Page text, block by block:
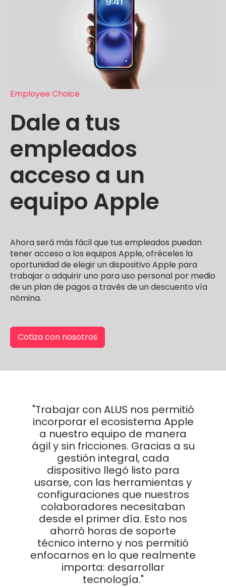
Employee Choice
Dale a tus
empleados
acceso a un
equipo Apple
Ahora será más fácil que tus empleados puedan
tener acceso a los equipos Apple, ofréceles la
oportunidad de elegir un dispositivo Apple para
trabajar o adquirir uno para uso personal por medio
de un plan de pagos a través de un descuento vía
nómina.
Cotiza con nosotros
"Trabajar con ALUS nos permitió
incorporar el ecosistema Apple
a nuestro equipo de manera
ágil y sin fricciones. Gracias a su
gestión integral, cada
dispositivo llegó listo para
usarse, con las herramientas y
configuraciones que nuestros
colaboradores necesitaban
desde el primer día. Esto nos
ahorró horas de soporte
técnico interno y nos permitió
enfocarnos en lo que realmente
importa: desarrollar
tecnología."